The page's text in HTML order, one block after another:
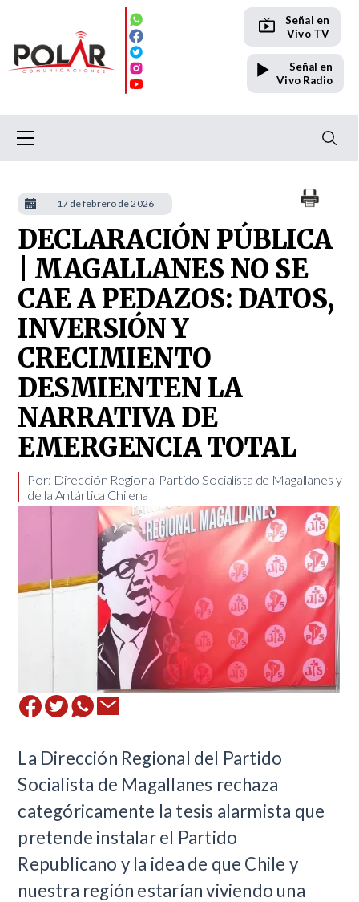
Señal en
Vivo TV
Señal en
Vivo Radio
DECLARACIÓN PÚBLICA
| MAGALLANES NO SE
CAE A PEDAZOS: DATOS,
INVERSIÓN Y
CRECIMIENTO
DESMIENTEN LA
NARRATIVA DE
EMERGENCIA TOTAL
Por: Dirección Regional Partido Socialista de Magallanes y
de la Antártica Chilena
​La Dirección Regional del Partido
Socialista de Magallanes rechaza
categóricamente la tesis alarmista que
pretende instalar el Partido
Republicano y la idea de que Chile y
nuestra región estarían viviendo una
17 de febrero de 2026